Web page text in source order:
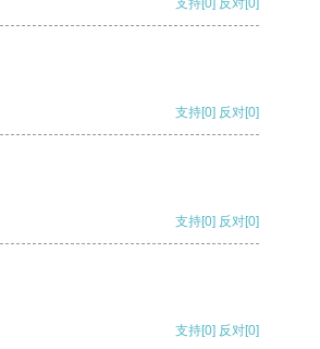
支持 [0] 反对 [0]
支持[0] 反对[0]
支持[0] 反对[0]
支持[0] 反对[0]